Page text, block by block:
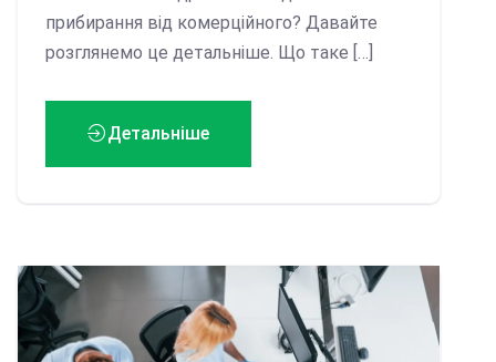
прибирання від комерційного? Давайте
розглянемо це детальніше. Що таке […]
Детальніше